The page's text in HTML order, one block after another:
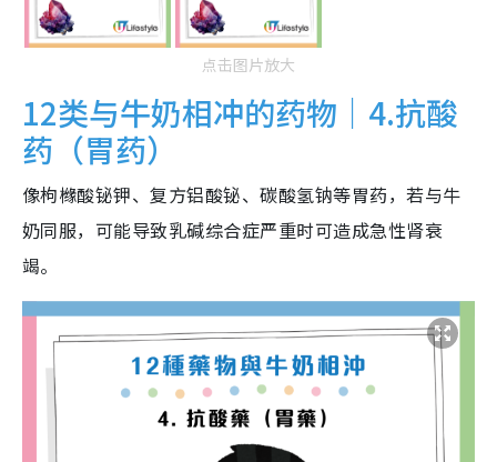
点击图片放大
12类与牛奶相冲的药物｜4.抗酸
药（胃药）
像枸橼酸铋钾、复方铝酸铋、碳酸氢钠等胃药，若与牛
奶同服，可能导致乳碱综合症严重时可造成急性肾衰
竭。